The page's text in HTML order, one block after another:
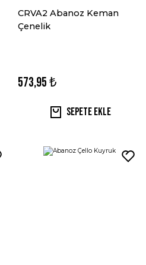
CRVA2 Abanoz Keman
Çenelik
573,95 ₺
Sepete Ekle